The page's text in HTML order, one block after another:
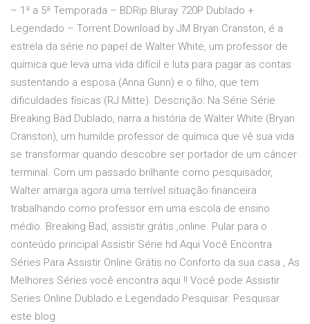
– 1ª a 5ª Temporada – BDRip Bluray 720P Dublado +
Legendado – Torrent Download by JM Bryan Cranston, é a
estrela da série no papel de Walter White, um professor de
química que leva uma vida difícil e luta para pagar as contas
sustentando a esposa (Anna Gunn) e o filho, que tem
dificuldades físicas (RJ Mitte). Descrição: Na Série Série
Breaking Bad Dublado, narra a história de Walter White (Bryan
Cranston), um humilde professor de química que vê sua vida
se transformar quando descobre ser portador de um câncer
terminal. Com um passado brilhante como pesquisador,
Walter amarga agora uma terrível situação financeira
trabalhando como professor em uma escola de ensino
médio. Breaking Bad, assistir grátis ,online. Pular para o
conteúdo principal Assistir Série hd Aqui Você Encontra
Séries Para Assistir Online Grátis no Conforto da sua casa , As
Melhores Séries você encontra aqui !! Você pode Assistir
Series Online Dublado e Legendado Pesquisar. Pesquisar
este blog